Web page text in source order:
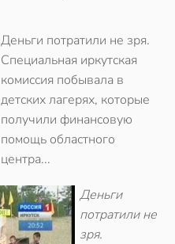
Деньги потратили не зря.
Специальная иркутская
комиссия побывала в
детских лагерях, которые
получили финансовую
помощь областного
центра...
Деньги
потратили не
зря.